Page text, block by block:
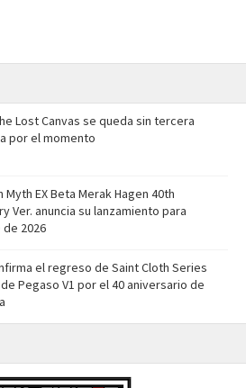
Lost Canvas se queda sin tercera
por el momento
Myth EX Beta Merak Hagen 40th
Ver. anuncia su lanzamiento para
2026
el regreso de Saint Cloth Series
Pegaso V1 por el 40 aniversario de